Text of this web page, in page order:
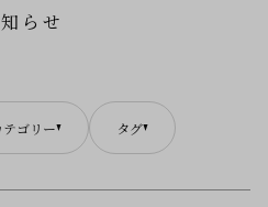
らせ
テゴリー タグ